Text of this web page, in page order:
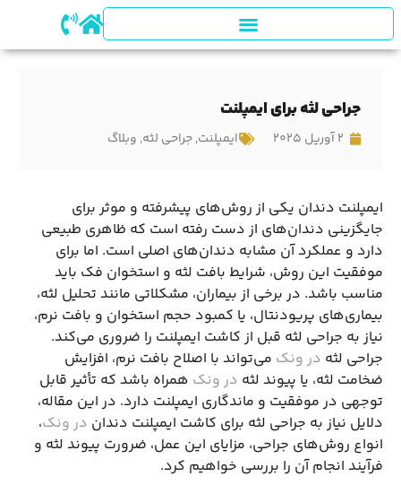
جراحی لثه برای ایمپلنت
2 آوریل 2025 ایمپلنت,جراحی لثه, وبلاگ
ایمپلنت دندان یکی از روش‌های پیشرفته و موثر برای
جایگزینی دندان‌های از دست رفته است که ظاهری طبیعی
دارد و عملکرد آن مشابه دندان‌های اصلی است. اما برای
موفقیت این روش، شرایط بافت لثه و استخوان فک باید
مناسب باشد. در برخی از بیماران، مشکلاتی مانند تحلیل لثه،
بیماری‌های پریودنتال، یا کمبود حجم استخوان و بافت نرم،
نیاز به جراحی لثه قبل از کاشت ایمپلنت را ضروری می‌کند.
جراحی لثه در ونک می‌تواند با اصلاح بافت نرم، افزایش
ضخامت لثه، یا پیوند لثه در ونک همراه باشد که تأثیر قابل
توجهی در موفقیت و ماندگاری ایمپلنت دارد. در این مقاله،
دلایل نیاز به جراحی لثه برای کاشت ایمپلنت دندان در ونک،
انواع روش‌های جراحی، مزایای این عمل، ضرورت پیوند لثه و
فرآیند انجام آن را بررسی خواهیم کرد.